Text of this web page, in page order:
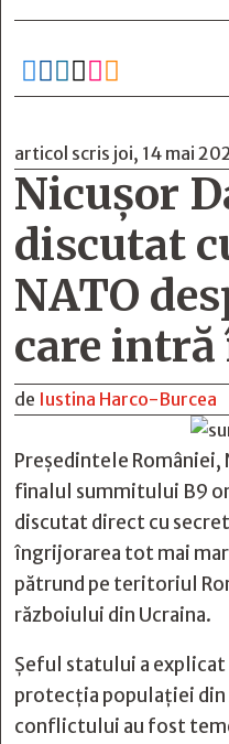
     
articol scris joi, 14 mai
Nicușor
discutat
NATO
care
de Iustina Harco-Burcea
Președintele României,
finalul summitului B9
discutat direct cu
îngrijorarea tot mai
pătrund pe teritoriul
războiului din Ucraina.
Șeful statului a
protecția populației
conflictului au fost